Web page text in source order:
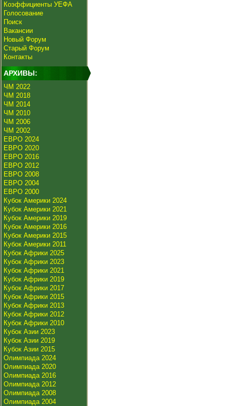
Коэффициенты УЕФА
Голосование
Поиск
Вакансии
Новый Форум
Старый Форум
Контакты
АРХИВЫ:
ЧМ 2022
ЧМ 2018
ЧМ 2014
ЧМ 2010
ЧМ 2006
ЧМ 2002
ЕВРО 2024
ЕВРО 2020
ЕВРО 2016
ЕВРО 2012
ЕВРО 2008
ЕВРО 2004
ЕВРО 2000
Кубок Америки 2024
Кубок Америки 2021
Кубок Америки 2019
Кубок Америки 2016
Кубок Америки 2015
Кубок Америки 2011
Кубок Африки 2025
Кубок Африки 2023
Кубок Африки 2021
Кубок Африки 2019
Кубок Африки 2017
Кубок Африки 2015
Кубок Африки 2013
Кубок Африки 2012
Кубок Африки 2010
Кубок Азии 2023
Кубок Азии 2019
Кубок Азии 2015
Олимпиада 2024
Олимпиада 2020
Олимпиада 2016
Олимпиада 2012
Олимпиада 2008
Олимпиада 2004